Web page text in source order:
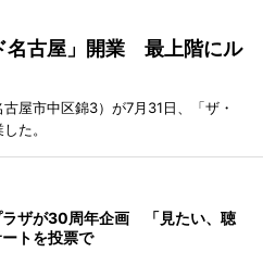
名古屋」開業 最上階にル
屋市中区錦3）が7月31日、「ザ・
た。
ラザが30周年企画 「見たい、聴
トを投票で